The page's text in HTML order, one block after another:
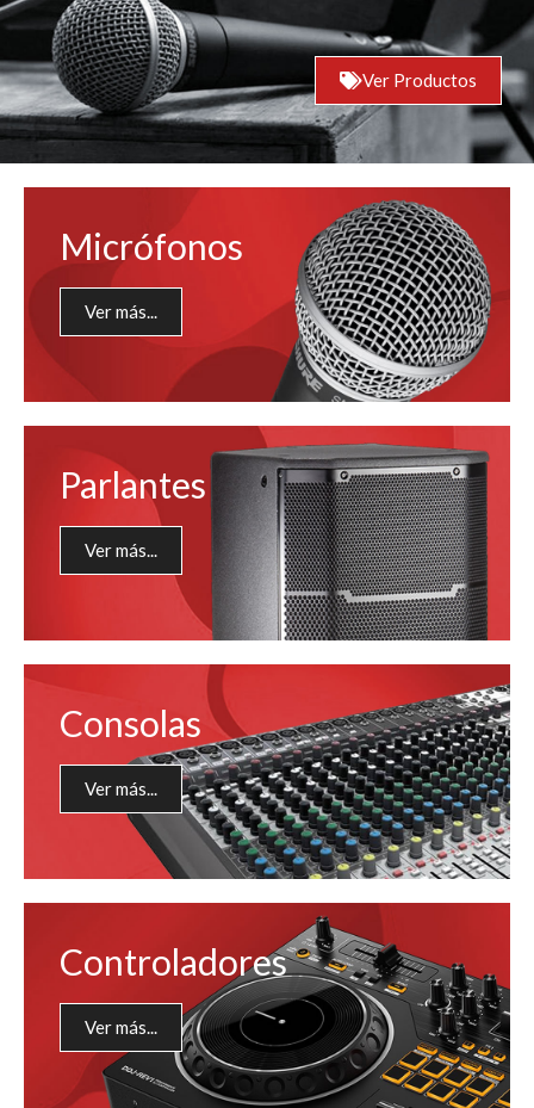
Ver Productos
Micrófonos
Ver más...
Parlantes
Ver más...
Consolas
Ver más...
Controladores
Ver más...